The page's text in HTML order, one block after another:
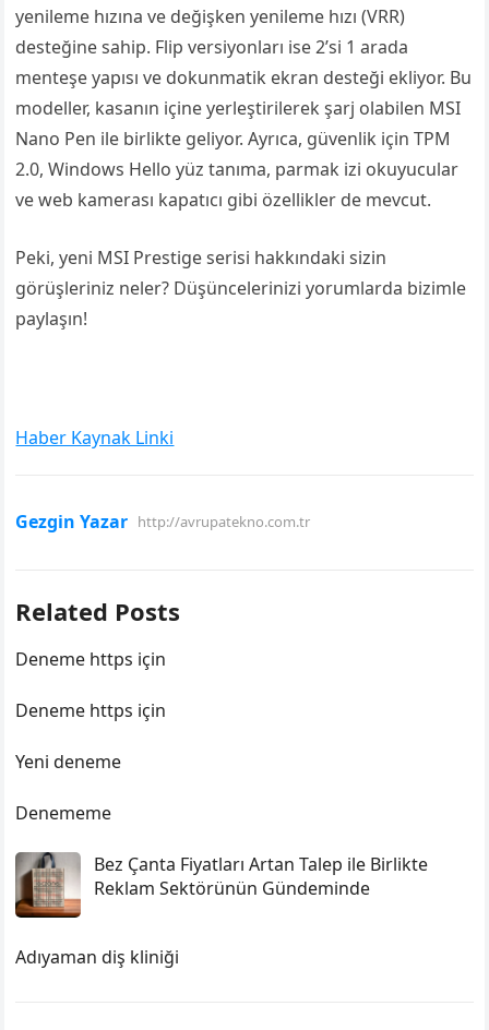
yenileme hızına ve değişken yenileme hızı (VRR)
desteğine sahip. Flip versiyonları ise 2’si 1 arada
menteşe yapısı ve dokunmatik ekran desteği ekliyor. Bu
modeller, kasanın içine yerleştirilerek şarj olabilen MSI
Nano Pen ile birlikte geliyor. Ayrıca, güvenlik için TPM
2.0, Windows Hello yüz tanıma, parmak izi okuyucular
ve web kamerası kapatıcı gibi özellikler de mevcut.
Peki, yeni MSI Prestige serisi hakkındaki sizin
görüşleriniz neler? Düşüncelerinizi yorumlarda bizimle
paylaşın!
Haber Kaynak Linki
Gezgin Yazar http://avrupatekno.com.tr
Related Posts
Deneme https için
Deneme https için
Yeni deneme
Denememe
Bez Çanta Fiyatları Artan Talep ile Birlikte
Reklam Sektörünün Gündeminde
Adıyaman diş kliniği